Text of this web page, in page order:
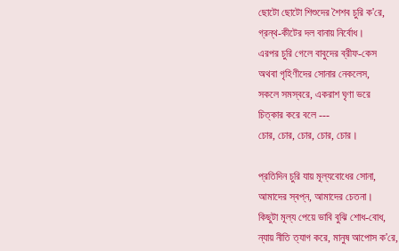
ছোটো ছোটো শিশুদের শৈশব চুরি ক'রে,
গ্রন্থ-কীটের দল বানায় নির্বোধ।
এরপর চুরি গেলে বাবুদের ব্রীফ-কেস
অথবা গৃহিণীদের সোনার নেকলেস,
সকলে সমস্বরে, একরাশ ঘৃণা ভরে
চিত্কার করে বলে ---
চোর, চোর, চোর, চোর, চোর।
প্রতিদিন চুরি যায় মূল্যবোধের সোনা,
আমাদের স্বপ্ন, আমাদের চেতনা।
কিছুটা মূল্য পেয়ে ভাবি বুঝি শোধ-বোধ,
ন্যায় নীতি ত্যাগ করে, মানুষ আপোস ক'রে,